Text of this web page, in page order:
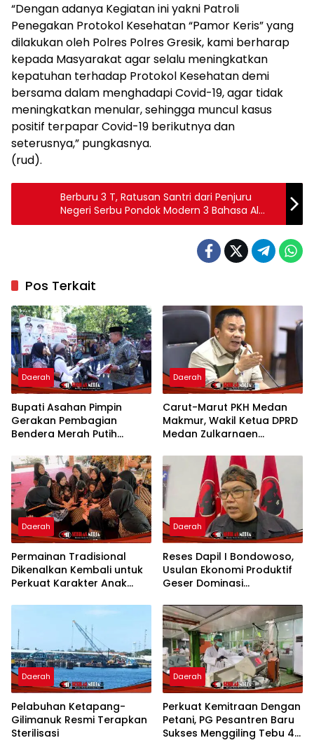
“Dengan adanya Kegiatan ini yakni Patroli
Penegakan Protokol Kesehatan “Pamor Keris” yang
dilakukan oleh Polres Polres Gresik, kami berharap
kepada Masyarakat agar selalu meningkatkan
kepatuhan terhadap Protokol Kesehatan demi
bersama dalam menghadapi Covid-19, agar tidak
meningkatkan menular, sehingga muncul kasus
positif terpapar Covid-19 berikutnya dan
seterusnya,” pungkasnya.
(rud).
Berburu 3 T, Ratusan Santri dari Penjuru
Negeri Serbu Pondok Modern 3 Bahasa Al
Miftah: I Am Ready – I Am Happy
Pos Terkait
Daerah
Bupati Asahan Pimpin
Gerakan Pembagian
Bendera Merah Putih
Kemerdekaan
Daerah
Carut-Marut PKH Medan
Makmur, Wakil Ketua DPRD
Medan Zulkarnaen
Pemko Salurkan Bansos
Daerah
Permainan Tradisional
Dikenalkan Kembali untuk
Perkuat Karakter Anak
Daerah
Reses Dapil I Bondowoso,
Usulan Ekonomi Produktif
Geser Dominasi
Daerah
Pelabuhan Ketapang-
Gilimanuk Resmi Terapkan
Sterilisasi
Daerah
Perkuat Kemitraan Dengan
Petani, PG Pesantren Baru
Sukses Menggiling Tebu 4